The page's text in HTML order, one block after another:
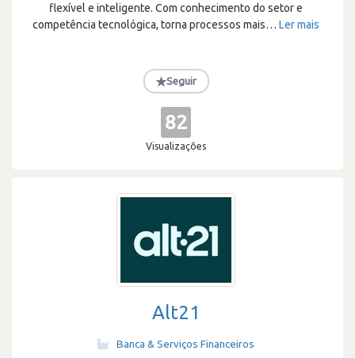
flexível e inteligente. Com conhecimento do setor e
competência tecnológica, torna processos mais… Ler mais
★Seguir
82
Visualizações
Alt21
Banca & Serviços Financeiros